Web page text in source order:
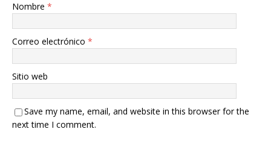
Nombre *
Correo electrónico *
Sitio web
Save my name, email, and website in this browser for the
next time I comment.